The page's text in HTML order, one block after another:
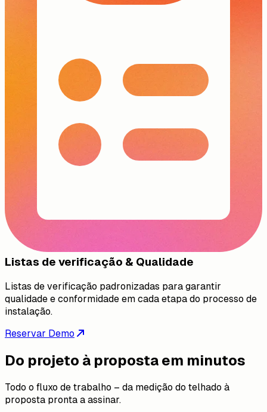
Listas de verificação & Qualidade
Listas de verificação padronizadas para garantir
qualidade e conformidade em cada etapa do processo de
instalação.
Reservar Demo
Do projeto à proposta em minutos
Todo o fluxo de trabalho – da medição do telhado à
proposta pronta a assinar.